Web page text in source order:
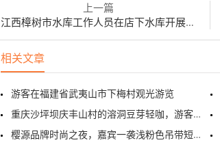
上一篇
江西樟树市水库工作人员在店下水库开展常态化巡河护水
相关文章
游客在福建省武夷山市下梅村观光游览
重庆沙坪坝庆丰山村的溶洞豆芽轻咖，游客正在游览打卡
樱源品牌时尚之夜，嘉宾一袭浅粉色吊带短裙亮相